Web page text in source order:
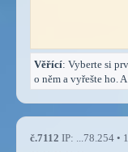
Věřící: Vyberte si
o něm a vyřešte ho.
č.7112 IP: ...78.254 •